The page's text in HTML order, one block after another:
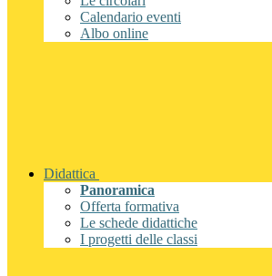
Calendario eventi
Albo online
Didattica
Panoramica
Offerta formativa
Le schede didattiche
I progetti delle classi